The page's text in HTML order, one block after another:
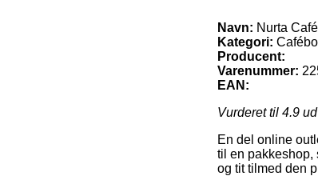
Navn: Nurta
Kategori:
Producent:
Varenummer:
EAN:
Vurderet til 4.9
En del online
til en pakkeshop,
og tit tilmed den